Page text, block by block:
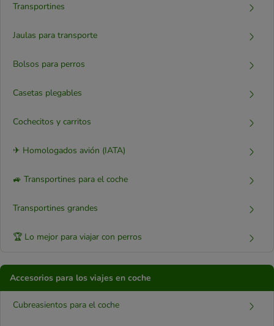
Transportines
Jaulas para transporte
Bolsos para perros
Casetas plegables
Cochecitos y carritos
✈ Homologados avión (IATA)
🚙 Transportines para el coche
Transportines grandes
🏆 Lo mejor para viajar con perros
Accesorios para los viajes en coche
Cubreasientos para el coche